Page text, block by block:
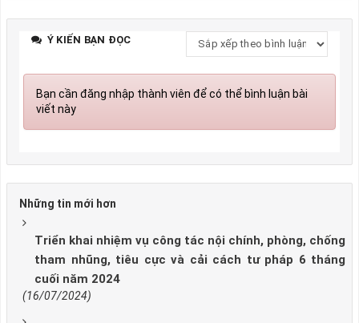
Ý KIẾN BẠN ĐỌC
Bạn cần đăng nhập thành viên để có thể bình luận bài
viết này
Những tin mới hơn
Triển khai nhiệm vụ công tác nội chính, phòng, chống
tham nhũng, tiêu cực và cải cách tư pháp 6 tháng
cuối năm 2024
(16/07/2024)